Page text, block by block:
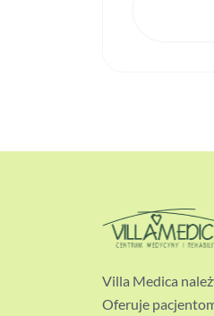
Villa Medica
Oferuje